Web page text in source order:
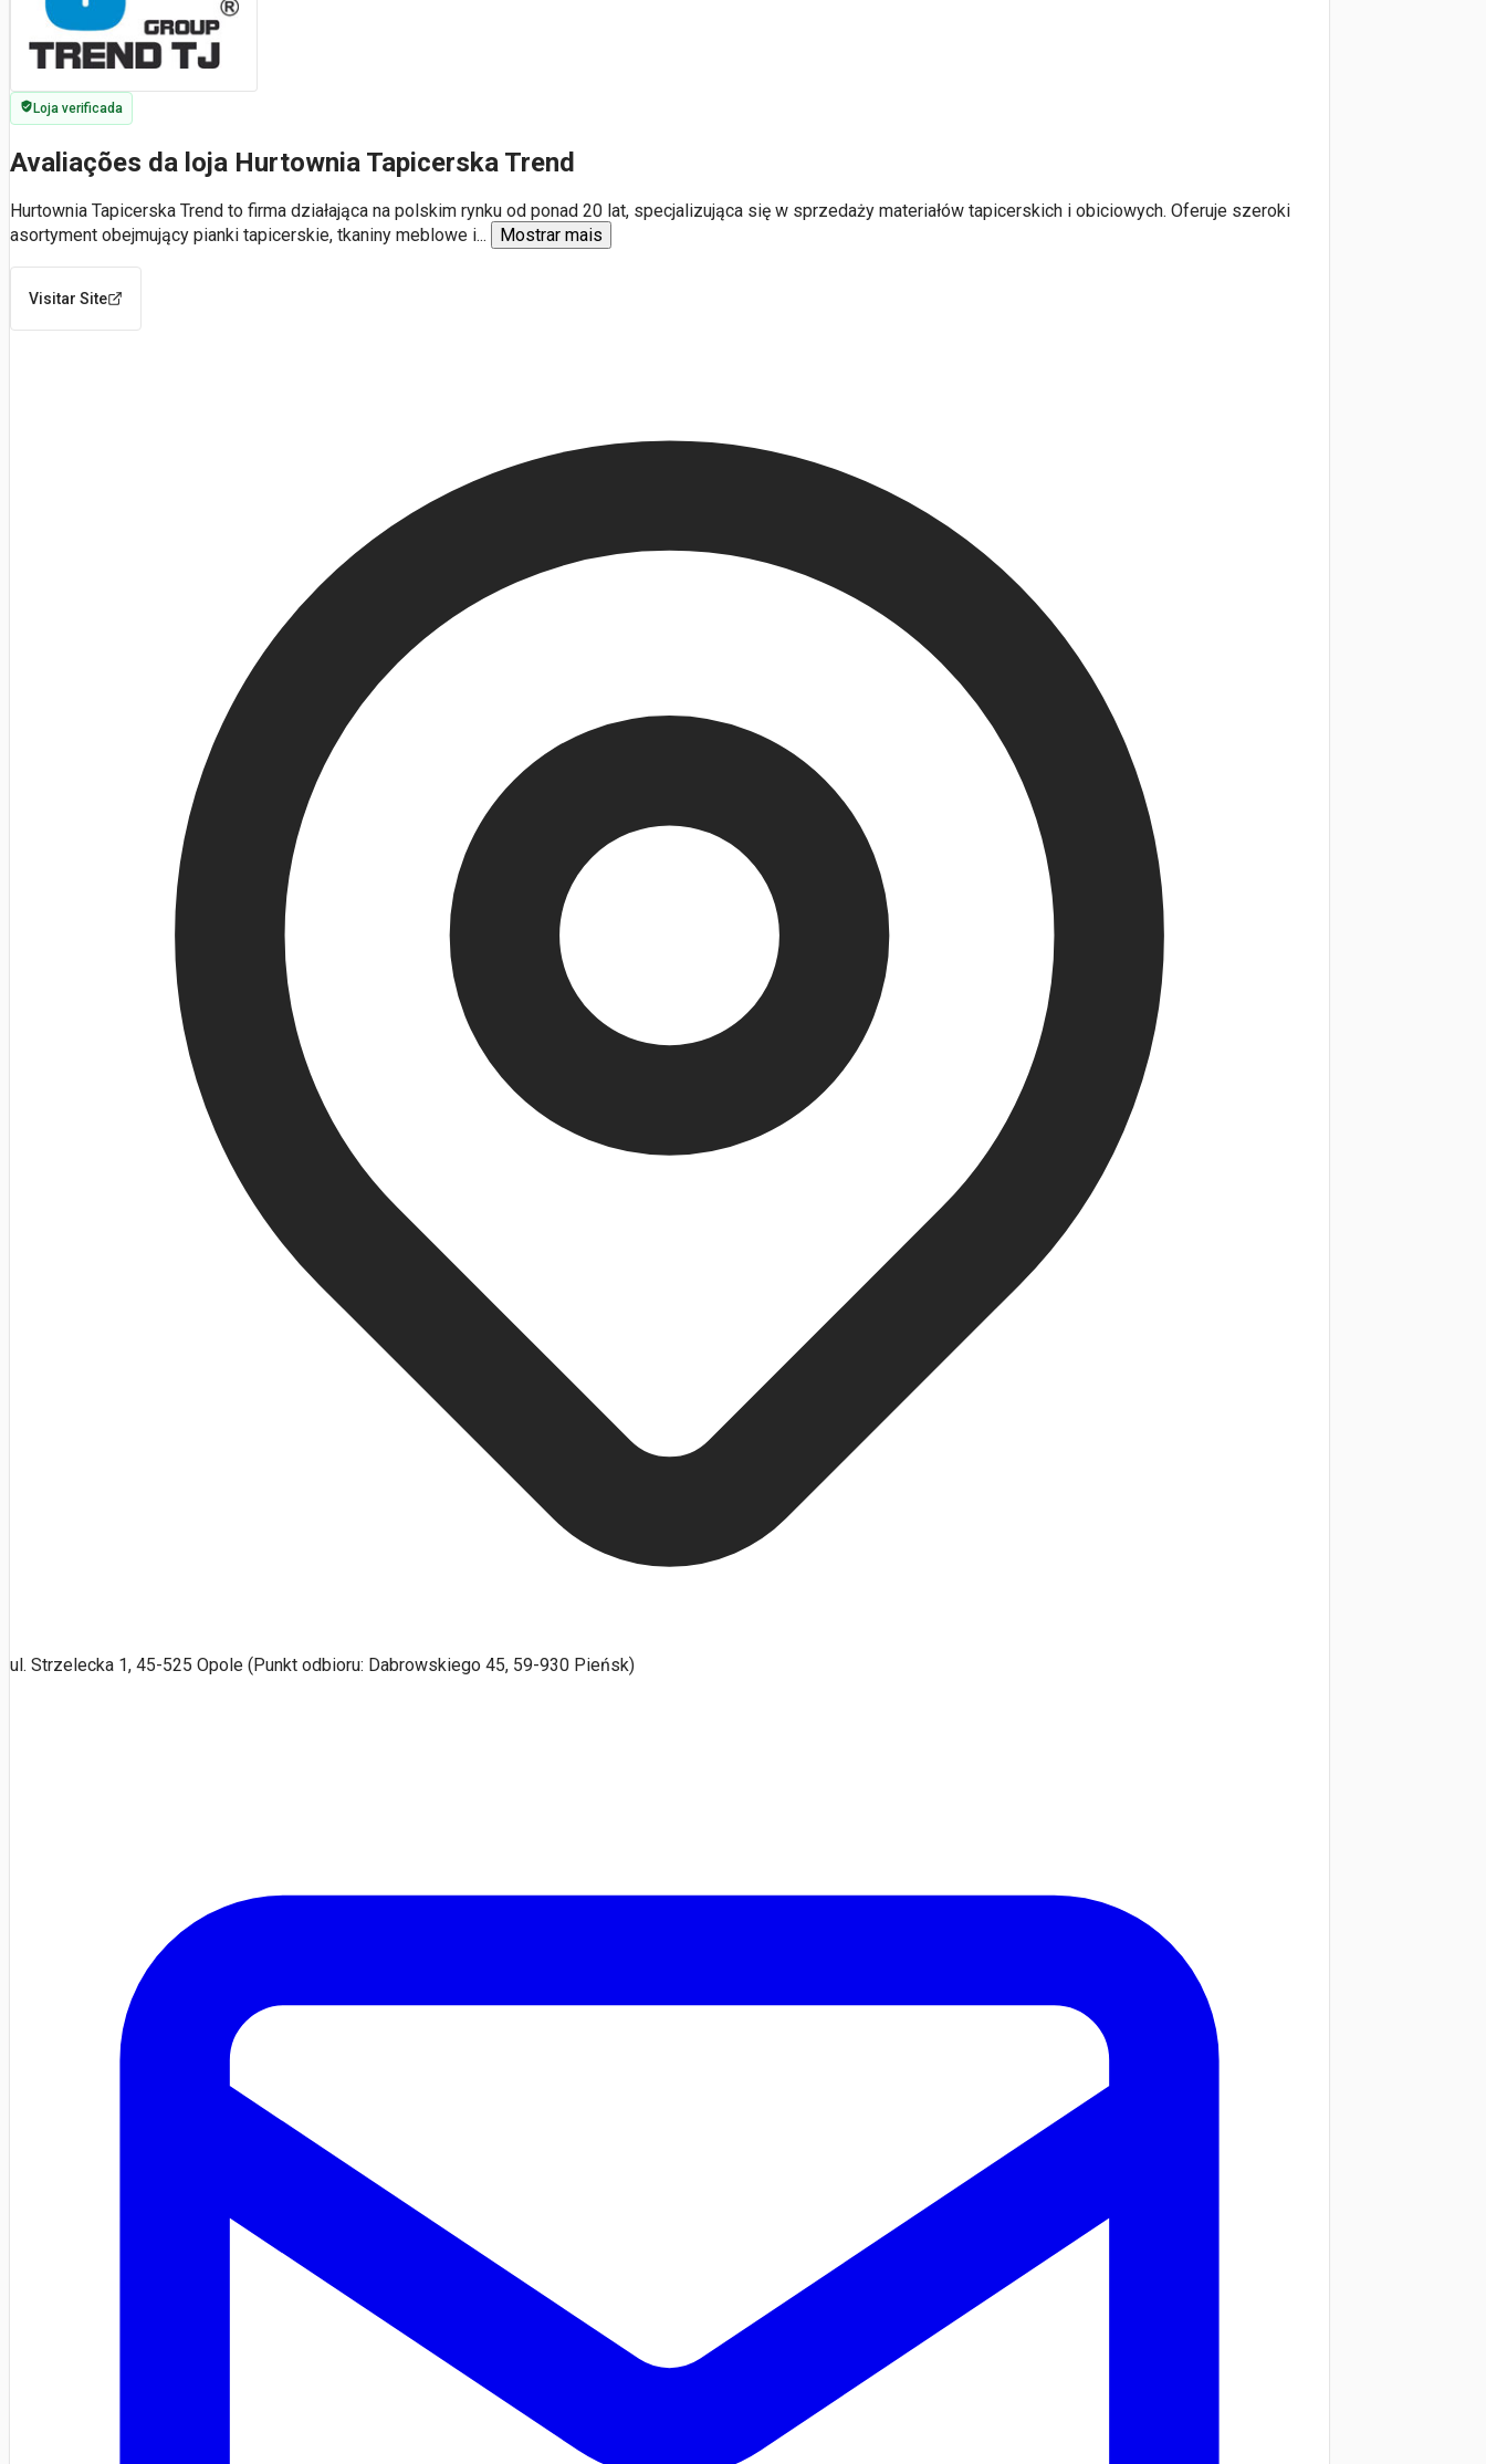
Loja verificada
Avaliações da loja Hurtownia Tapicerska Trend
Hurtownia Tapicerska Trend to firma działająca na polskim rynku od ponad 20 lat, specjalizująca się w sprzedaży materiałów tapicerskich i obiciowych. Oferuje szeroki
asortyment obejmujący pianki tapicerskie, tkaniny meblowe i... Mostrar mais
Visitar Site
ul. Strzelecka 1, 45-525 Opole (Punkt odbioru: Dabrowskiego 45, 59-930 Pieńsk)